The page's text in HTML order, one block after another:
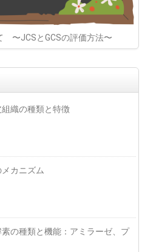
〜JCSとGCSの評価方法〜
組織の種類と特徴
メカニズム
素の種類と機能：アミラーゼ、プ